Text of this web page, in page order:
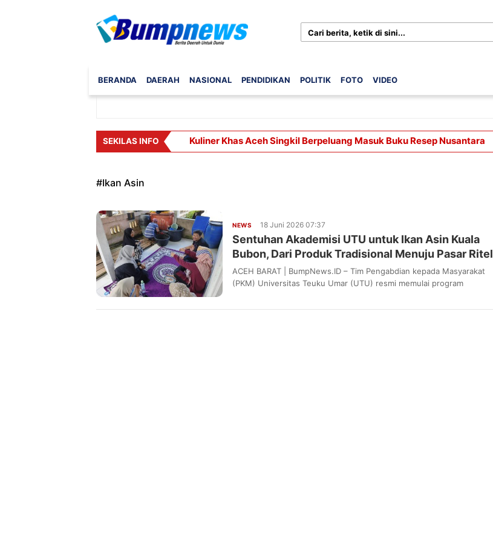
BERANDA DAERAH NASIONAL PENDIDIKAN POLITIK FOTO VIDEO
SEKILAS INFO Kuliner Khas Aceh Singkil Berpeluang Masuk Buku Resep Nusantara
#Ikan Asin
NEWS 18 Juni 2026 07:37
Sentuhan Akademisi UTU untuk Ikan Asin Kuala
Bubon, Dari Produk Tradisional Menuju Pasar Ritel
ACEH BARAT | BumpNews.ID – Tim Pengabdian kepada Masyarakat
(PKM) Universitas Teuku Umar (UTU) resmi memulai program
menggandeng Kelompok…